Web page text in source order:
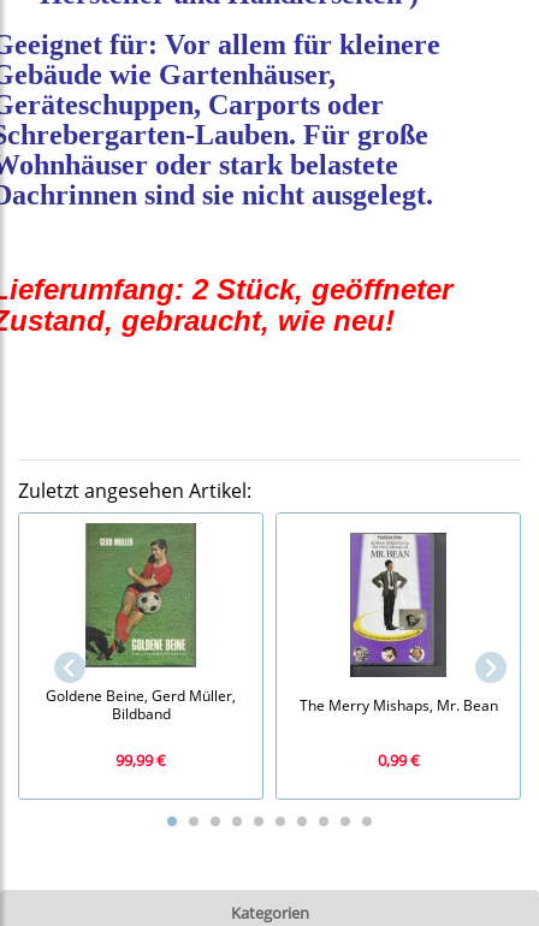
Kategorien
für: Vor allem für kleinere
wie Gartenhäuser,
Carports oder
Für große
oder stark belastete
sind sie nicht ausgelegt.
2 Stück, geöffneter
gebraucht, wie neu!
Zuletzt angesehen Artikel:
Goldene Beine, Gerd Müller,
Bildband
99,99 €
The Merry Mishaps, Mr. Bean
0,99 €